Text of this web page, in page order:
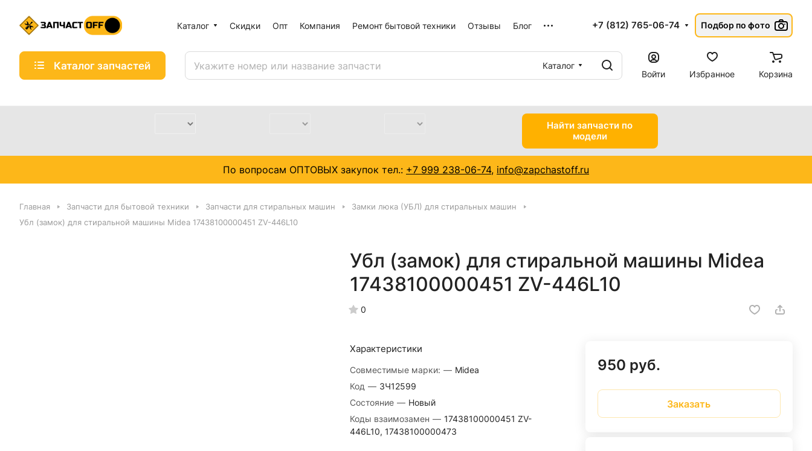
Каталог Скидки Опт Компания Ремонт бытовой техники Отзывы Блог +7 (812) 765-06-74 Подбор по фото
Каталог запчастей
Каталог
Войти
Избранное Корзина
Найти запчасти по
модели
По вопросам ОПТОВЫХ закупок тел.: +7 999 238-06-74, info@zapchastoff.ru
Главная Запчасти для бытовой техники Запчасти для стиральных машин
Замки люка (УБЛ) для стиральных машин
Убл (замок) для стиральной машины Midea 17438100000451 ZV-446L10
Убл (замок) для стиральной машины Midea
17438100000451 ZV-446L10
0
Характеристики
Совместимые марки: — Midea
Код — ЗЧ12599
Состояние — Новый
Коды взаимозамен — 17438100000451 ZV-
446L10, 17438100000473
950 руб.
Заказать